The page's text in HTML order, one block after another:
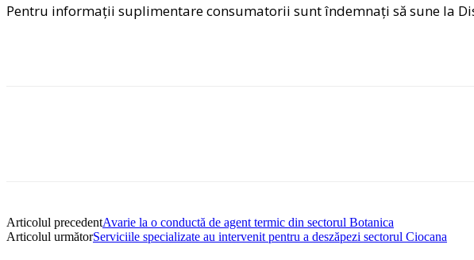
Pentru informații suplimentare consumatorii sunt îndemnați să sune la
Articolul precedentAvarie la o conductă de agent termic din sectorul Botanica
Articolul următorServiciile specializate au intervenit pentru a deszăpezi sectorul Ciocana